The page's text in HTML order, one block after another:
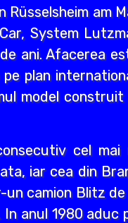
am
System
ani. Afacerea
plan
model
cel
iar cea din
camion Blitz
anul 1980 aduc